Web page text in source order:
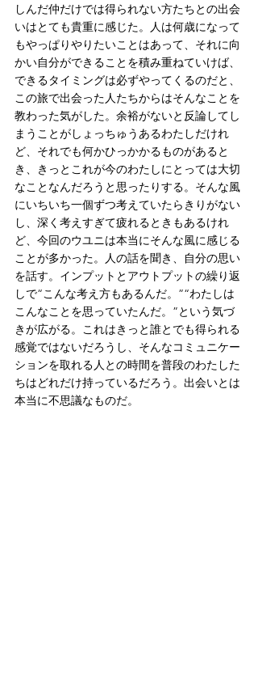
しんだ仲だけでは得られない方たちとの出会
いはとても貴重に感じた。人は何歳になって
もやっぱりやりたいことはあって、それに向
かい自分ができることを積み重ねていけば、
できるタイミングは必ずやってくるのだと、
この旅で出会った人たちからはそんなことを
教わった気がした。余裕がないと反論してし
まうことがしょっちゅうあるわたしだけれ
ど、それでも何かひっかかるものがあると
き、きっとこれが今のわたしにとっては大切
なことなんだろうと思ったりする。そんな風
にいちいち一個ずつ考えていたらきりがない
し、深く考えすぎて疲れるときもあるけれ
ど、今回のウユニは本当にそんな風に感じる
ことが多かった。人の話を聞き、自分の思い
を話す。インプットとアウトプットの繰り返
しで“こんな考え方もあるんだ。”“わたしは
こんなことを思っていたんだ。”という気づ
きが広がる。これはきっと誰とでも得られる
感覚ではないだろうし、そんなコミュニケー
ションを取れる人との時間を普段のわたした
ちはどれだけ持っているだろう。出会いとは
本当に不思議なものだ。